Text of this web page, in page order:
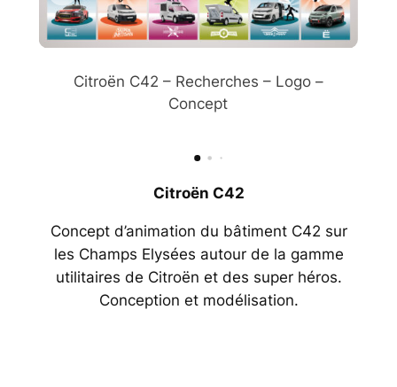
Citroën C42 – Animations
Citroën C42 – Recherches – Logo –
Concept
Citroën C42 – Modélisation façade
– RDC – R-1
Citroën C42 – Modélisation des
paliers
Citroën C42 – Animations
Citroën C42 – Recherches – Logo –
Concept
Citroën C42
Concept d’animation du bâtiment C42 sur
les Champs Elysées autour de la gamme
utilitaires de Citroën et des super héros.
Conception et modélisation.